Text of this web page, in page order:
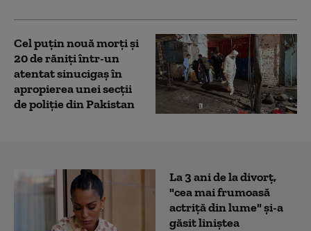
Cel puţin nouă morţi şi
20 de răniţi într-un
atentat sinucigaş în
apropierea unei secţii
de poliţie din Pakistan
La 3 ani de la divorț,
"cea mai frumoasă
actriță din lume" și-a
găsit liniștea